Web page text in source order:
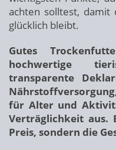
achten solltest, damit
glücklich bleibt.
Gutes
hochwertige
transparente
für Alter und
Verträglichkeit aus.
Preis, sondern die